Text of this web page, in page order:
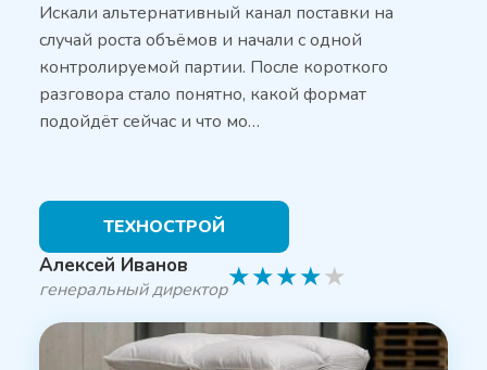
Искали альтернативный канал поставки на
случай роста объёмов и начали с одной
контролируемой партии. После короткого
разговора стало понятно, какой формат
подойдёт сейчас и что мо…
ТЕХНОСТРОЙ
Алексей Иванов
генеральный директор★★★★★